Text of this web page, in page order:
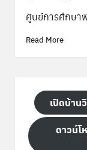
by
ศูนย์การศึกษา
Read More
เปิดบ้าน
ดาวน์โ